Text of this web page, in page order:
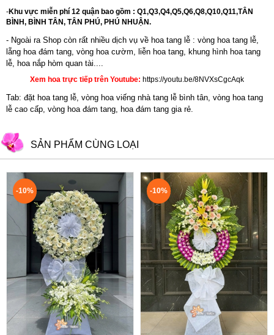
-Khu vực miễn phí 12 quận bao gồm : Q1,Q3,Q4,Q5,Q6,Q8,Q10,Q11,TÂN
BÌNH, BÌNH TÂN, TÂN PHÚ, PHÚ NHUẬN.
- Ngoài ra Shop còn rất nhiều dịch vụ về hoa tang lễ : vòng hoa tang lễ,
lẵng hoa đám tang, vòng hoa cườm liễn hoa tang
khung hình hoa tang
lễ
hoa nắp hòm quan tài....
Xem hoa trực tiếp trên Youtube: https://youtu.be/8NVXsCgcAqk
Tab: đặt hoa tang lễ, vòng hoa viếng nhà tang lễ bình tân, vòng hoa tang
lễ cao cấp, vòng hoa đám tang, hoa đám tang gia rẻ.
SẢN PHẨM CÙNG LOẠI
-10% -10%